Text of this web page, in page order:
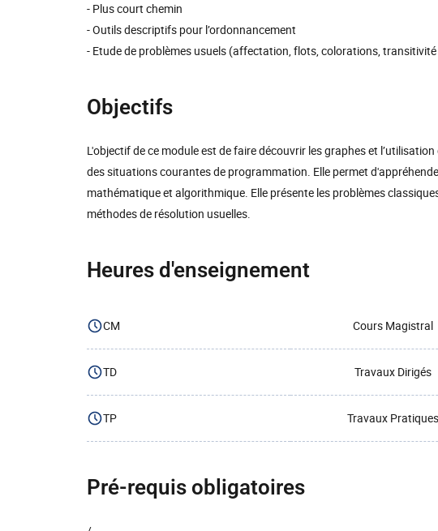
- Plus court chemin
- Outils descriptifs pour l’ordonnancement
- Etude de problèmes usuels (affectation, flots, colorations,
Objectifs
L'objectif de ce module est de faire découvrir les graphes et
des situations courantes de programmation. Elle permet
mathématique et algorithmique. Elle présente les problèmes
méthodes de résolution usuelles.
Heures d'enseignement
CM Cours Magistral
TD Travaux Dirigés
TP Travaux Pratiques
Pré-requis obligatoires